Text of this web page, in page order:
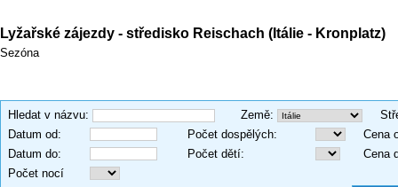
Lyžařské zájezdy - středisko Reischach (Itálie - Kronplatz)
Sezóna
Hledat v názvu: Země:
Datum od: Počet dospělých:
Cena
Datum do: Počet dětí:
Cena
Počet nocí